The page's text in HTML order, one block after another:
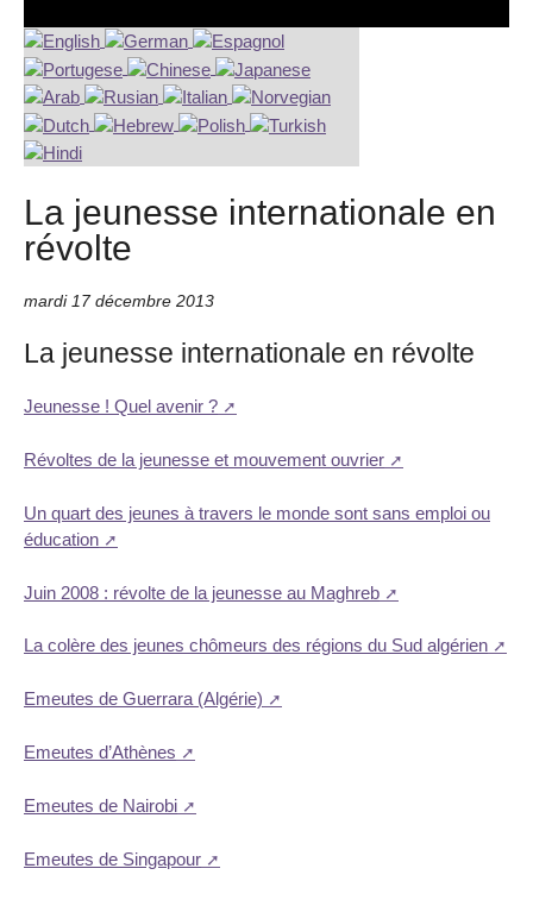
La jeunesse internationale en
révolte
mardi 17 décembre 2013
La jeunesse internationale en révolte
Jeunesse ! Quel avenir ?
Révoltes de la jeunesse et mouvement ouvrier
Un quart des jeunes à travers le monde sont sans emploi ou
éducation
Juin 2008 : révolte de la jeunesse au Maghreb
La colère des jeunes chômeurs des régions du Sud algérien
Emeutes de Guerrara (Algérie)
Emeutes d’Athènes
Emeutes de Nairobi
Emeutes de Singapour